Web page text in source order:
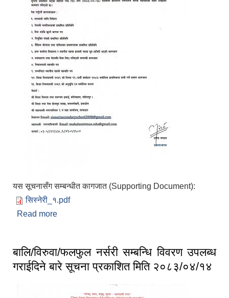
यस सूचनासँग सम्बन्धीत कागजात (Supporting Document):
सिस्नेरी_१.pdf
Read more
बालि/विरुवा/फलफुल नर्सरी सम्बन्धि विवरण उपलब्ध
गराईदिने बारे सूचना प्रकाशित मिति २०८३/०४/१४